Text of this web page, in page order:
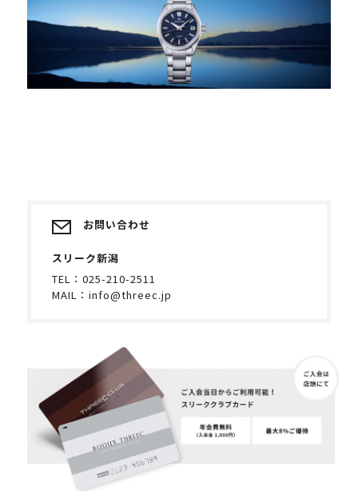
お問い合わせ
スリーク新潟
TEL： 025-210-2511
MAIL： info@threec.jp